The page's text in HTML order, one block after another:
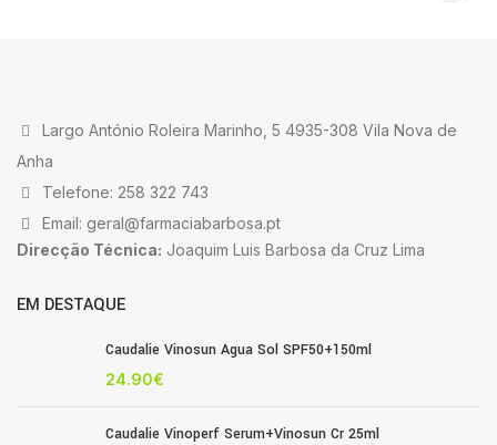
Largo António Roleira Marinho, 5 4935-308 Vila Nova de
Anha
Telefone: 258 322 743
Email: geral@farmaciabarbosa.pt
Direcção Técnica: Joaquim Luis Barbosa da Cruz Lima
EM DESTAQUE
Caudalie Vinosun Agua Sol SPF50+150ml
24.90€
Caudalie Vinoperf Serum+Vinosun Cr 25ml